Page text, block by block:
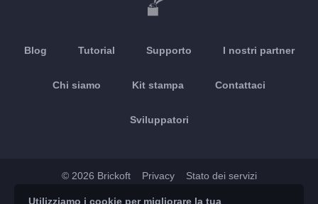
Blog Tutorial Supporto I nostri partner
Chi siamo Kit stampa Contattaci
Sviluppatori
© 2026 Brickoft Privacy Stato dei servizi
Utilizziamo i cookie per migliorare la tua